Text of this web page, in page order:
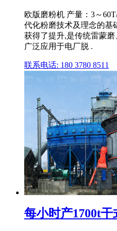
欧版磨粉机 产量：3～
代化粉磨技术及理念的基
获得了提升,是传统雷蒙
广泛应用于电厂脱 .
联系电话: 180 3780 8511
每小时产1700t干